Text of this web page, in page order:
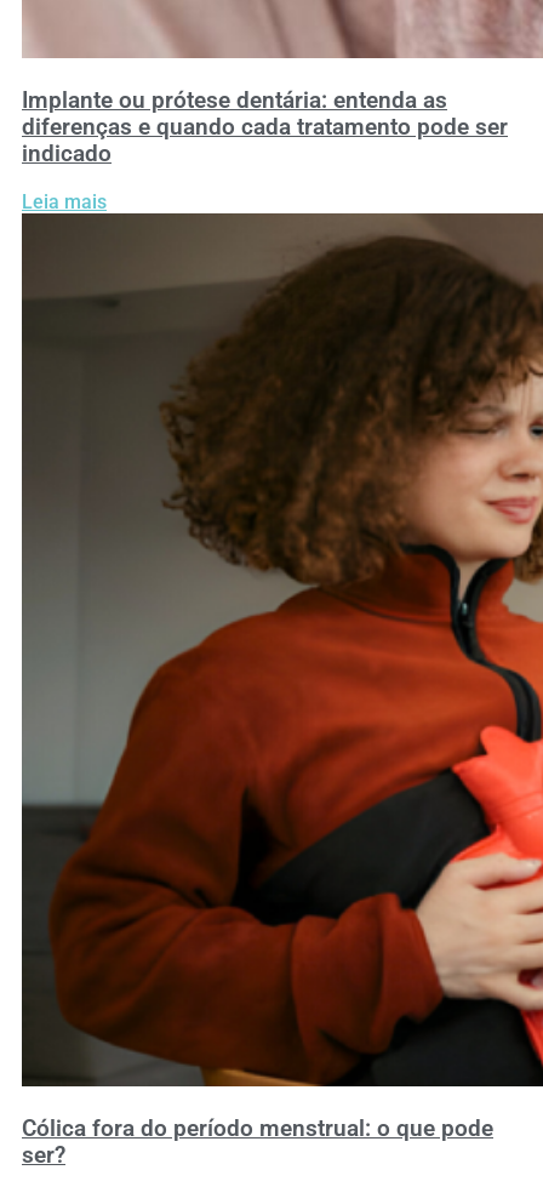
Implante ou prótese dentária: entenda as
diferenças e quando cada tratamento pode ser
indicado
Leia mais
Cólica fora do período menstrual: o que pode
ser?